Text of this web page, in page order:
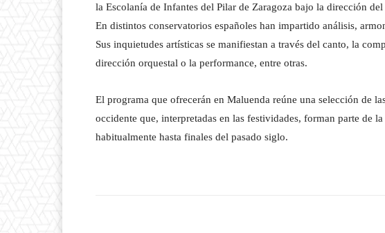
la Escolanía de Infantes del Pilar de Zaragoza bajo la dirección
En distintos conservatorios españoles han impartido análisis,
Sus inquietudes artísticas se manifiestan a través del canto, la
dirección orquestal o la performance, entre otras.
El programa que ofrecerán en Maluenda reúne una selección de
occidente que, interpretadas en las festividades, forman parte de
habitualmente hasta finales del pasado siglo.